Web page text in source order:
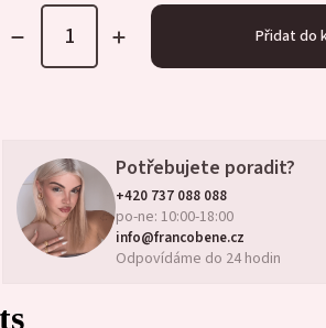
Přidat do
Potřebujete poradit?
+420 737 088 088
po-ne: 10:00-18:00
info@francobene.cz
Odpovídáme do 24 hodin